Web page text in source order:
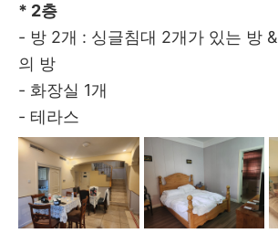
* 2층
- 방 2개 : 싱글침대 2개가 있는 방
의 방
- 화장실 1개
- 테라스